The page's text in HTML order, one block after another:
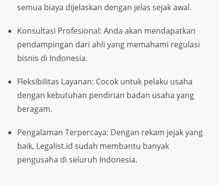
semua biaya dijelaskan dengan jelas sejak awal.
Konsultasi Profesional: Anda akan mendapatkan
pendampingan dari ahli yang memahami regulasi
bisnis di Indonesia.
Fleksibilitas Layanan: Cocok untuk pelaku usaha
dengan kebutuhan pendirian badan usaha yang
beragam.
Pengalaman Terpercaya: Dengan rekam jejak yang
baik, Legalist.id sudah membantu banyak
pengusaha di seluruh Indonesia.